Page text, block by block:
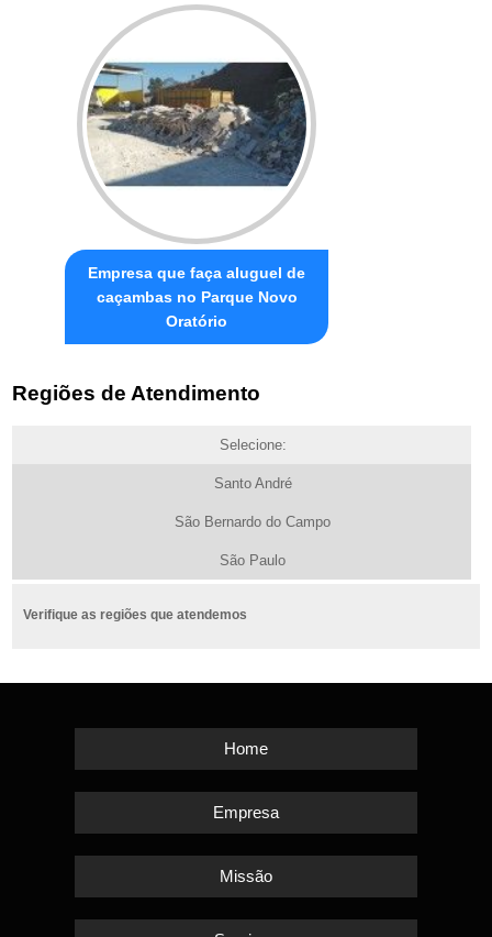
Empresa que faça aluguel de
caçambas no Parque Novo
Oratório
Regiões de Atendimento
Selecione:
Santo André
São Bernardo do Campo
São Paulo
Verifique as regiões que atendemos
Home
Empresa
Missão